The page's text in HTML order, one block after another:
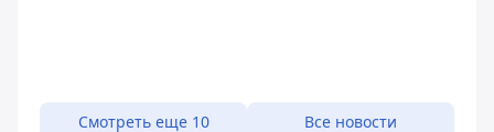
Смотреть еще 10 Все новости